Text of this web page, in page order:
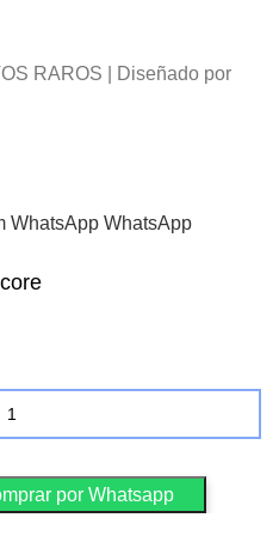
RAROS | Diseñado por
WhatsApp WhatsApp
por Whatsapp